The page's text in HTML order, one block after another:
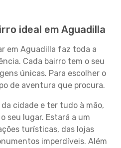
ideal em Aguadilla
em Aguadilla faz toda a
Cada bairro tem o seu
únicas. Para escolher o
de aventura que procura.
cidade e ter tudo à mão,
seu lugar. Estará a um
turísticas, das lojas
imperdíveis. Além